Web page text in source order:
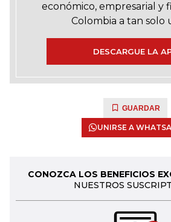
económico, empresarial y
Colombia a tan solo
DESCARGUE LA
GUARDAR
UNIRSE A
CONOZCA LOS BENEFICIOS
NUESTROS